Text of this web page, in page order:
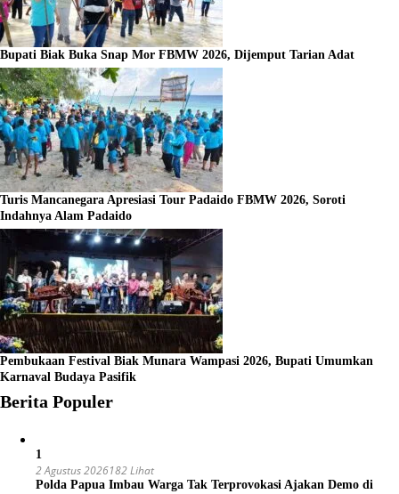
Bupati Biak Buka Snap Mor FBMW 2026, Dijemput Tarian Adat
Turis Mancanegara Apresiasi Tour Padaido FBMW 2026, Soroti
Indahnya Alam Padaido
Pembukaan Festival Biak Munara Wampasi 2026, Bupati Umumkan
Karnaval Budaya Pasifik
Berita Populer
1
2 Agustus 2026182 Lihat
Polda Papua Imbau Warga Tak Terprovokasi Ajakan Demo di